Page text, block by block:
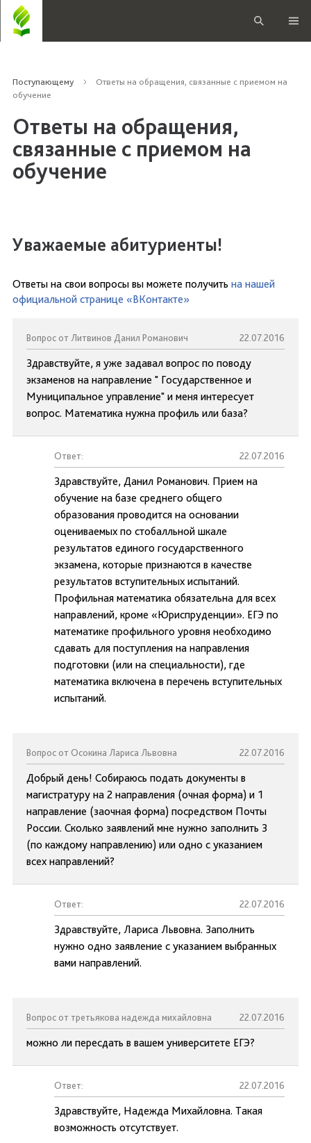
Поступающему
Ответы на обращения, связанные с приемом на
обучение
Ответы на обращения,
связанные с приемом на
обучение
Уважаемые абитуриенты!
Ответы на свои вопросы вы можете получить на нашей
официальной странице «ВКонтакте»
Вопрос от Литвинов Данил Романович 22.07.2016
Здравствуйте, я уже задавал вопрос по поводу
экзаменов на направление " Государственное и
Муниципальное управление" и меня интересует
вопрос. Математика нужна профиль или база?
Ответ: 22.07.2016
Здравствуйте, Данил Романович. Прием на
обучение на базе среднего общего
образования проводится на основании
оцениваемых по стобалльной шкале
результатов единого государственного
экзамена, которые признаются в качестве
результатов вступительных испытаний.
Профильная математика обязательна для всех
направлений, кроме «Юриспруденции». ЕГЭ по
математике профильного уровня необходимо
сдавать для поступления на направления
подготовки (или на специальности), где
математика включена в перечень вступительных
испытаний.
Вопрос от Осокина Лариса Львовна 22.07.2016
Добрый день! Собираюсь подать документы в
магистратуру на 2 направления (очная форма) и 1
направление (заочная форма) посредством Почты
России. Сколько заявлений мне нужно заполнить 3
(по каждому направлению) или одно с указанием
всех направлений?
Ответ: 22.07.2016
Здравствуйте, Лариса Львовна. Заполнить
нужно одно заявление с указанием выбранных
вами направлений.
Вопрос от третьякова надежда михайловна 22.07.2016
можно ли пересдать в вашем университете ЕГЭ?
Ответ: 22.07.2016
Здравствуйте, Надежда Михайловна. Такая
возможность отсутствует.